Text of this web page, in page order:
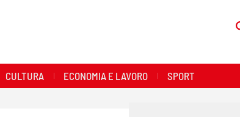
CULTURA ECONOMIA E LAVORO SPORT